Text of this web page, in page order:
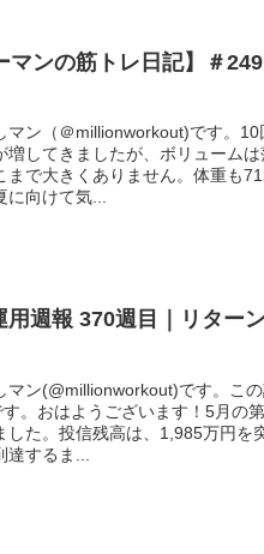
マンの筋トレ日記】＃
マン（＠millionworkout)です。
増してきましたが、ボリューム
まで大きくありません。体重も
に向けて気...
用週報 370週目｜リター
マン(@millionworkout)です。こ
。おはようございます！5月の
した。投信残高は、1,985万円を
するま...